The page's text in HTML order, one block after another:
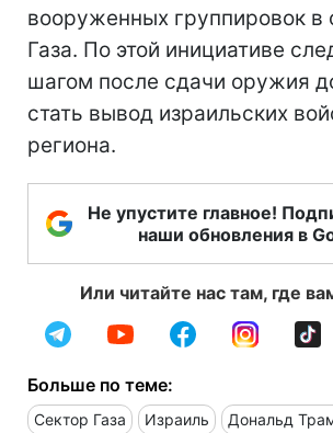
вооруженных группировок в
Газа. По этой инициативе
шагом после сдачи оружия
стать вывод израильских
региона.
Не упустите главное!
наши обновления в
Или читайте нас там, где
Больше по теме:
Сектор Газа Израиль Дональд